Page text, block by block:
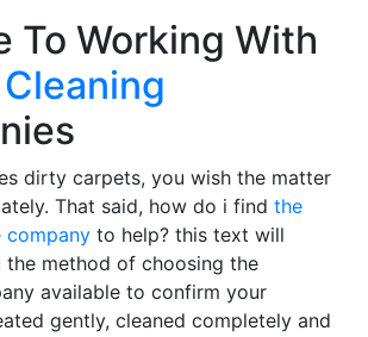
To Working With
dirty carpets, you wish the matter
That said, how do i find the
company to help? this text will
the method of choosing the
available to confirm your
gently, cleaned completely and